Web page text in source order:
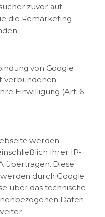
zuvor auf
die Remarketing
von Google
verbundenen
Einwilligung (Art. 6
werden
Ihrer IP-
übertragen. Diese
durch Google
über das technische
Daten